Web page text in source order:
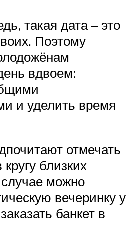
такая дата – это
Поэтому
вдвоем:
и уделить время
отмечать
кругу близких
можно
вечеринку у
банкет в